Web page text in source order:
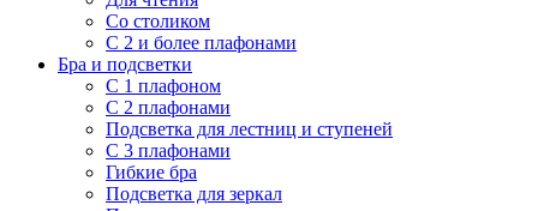
Со столиком
С 2 и более плафонами
Бра и подсветки
С 1 плафоном
С 2 плафонами
Подсветка для лестниц и ступеней
С 3 плафонами
Гибкие бра
Подсветка для зеркал